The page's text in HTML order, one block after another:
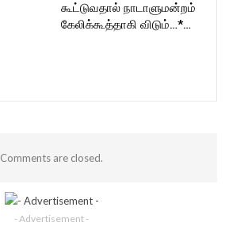
கூட்டுவதால் நாடாளுமன்றம்
கேலிக்கூத்தாகி விடும்…*…
Comments are closed.
- Advertisement -